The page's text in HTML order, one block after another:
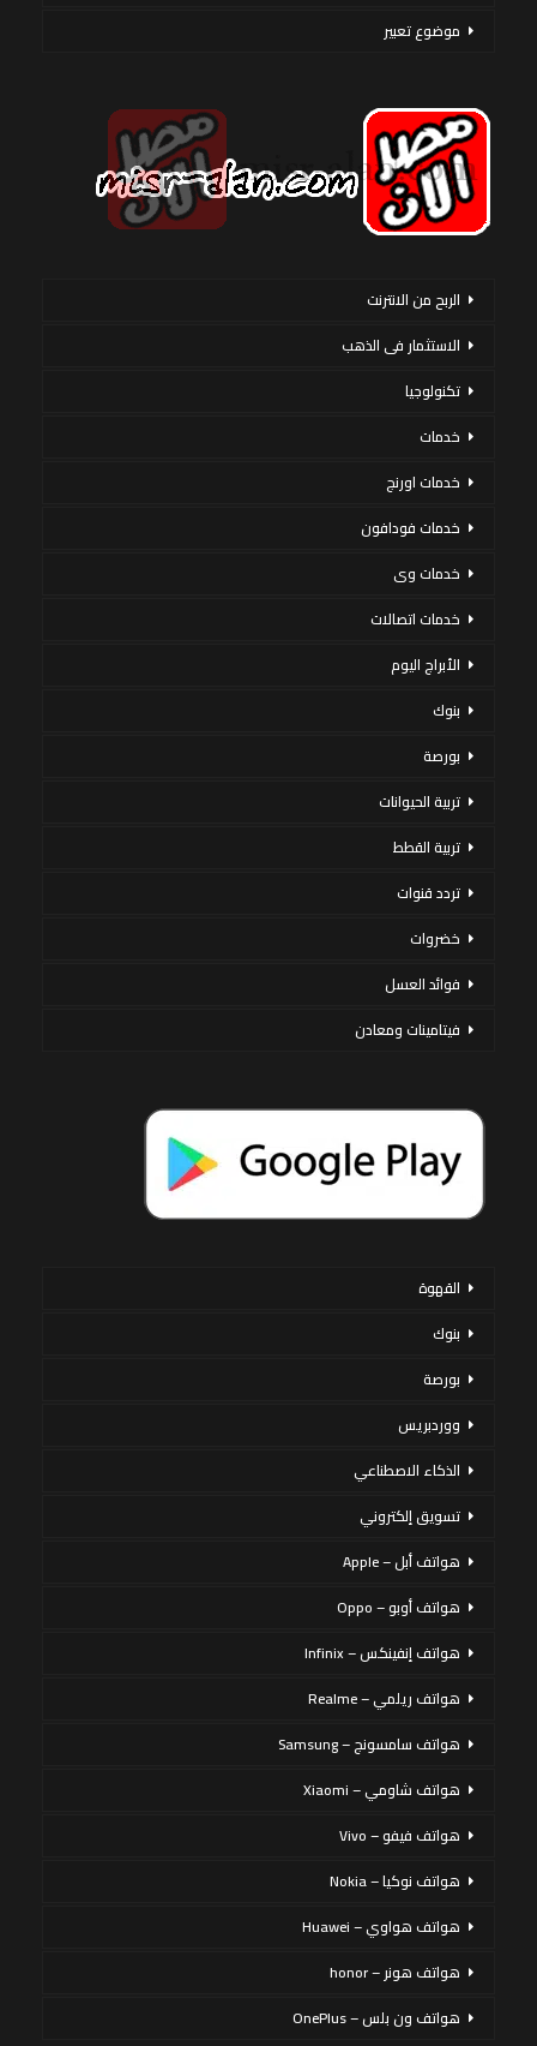
موضوع تعبير
الربح من الانترنت
الاستثمار فى الذهب
تكنولوجيا
خدمات
خدمات اورنج
خدمات فودافون
خدمات وى
خدمات اتصالات
الأبراج اليوم
بنوك
بورصة
تربية الحيوانات
تربية القطط
تردد قنوات
خضروات
فوائد العسل
فيتامينات ومعادن
القهوة
بنوك
بورصة
ووردبريس
الذكاء الاصطناعي
تسويق إلكتروني
هواتف أبل – Apple
هواتف أوبو – Oppo
هواتف إنفينكس – Infinix
هواتف ريلمي – Realme
هواتف سامسونج – Samsung
هواتف شاومي – Xiaomi
هواتف فيفو – Vivo
هواتف نوكيا – Nokia
هواتف هواوي – Huawei
هواتف هونر – honor
هواتف ون بلس – OnePlus